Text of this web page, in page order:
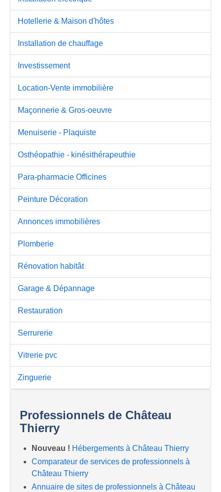
Hotellerie & Maison d'hôtes
Installation de chauffage
Investissement
Location-Vente immobilière
Maçonnerie & Gros-oeuvre
Menuiserie - Plaquiste
Osthéopathie - kinésithérapeuthie
Para-pharmacie Officines
Peinture Décoration
Annonces immobilières
Plomberie
Rénovation habitât
Garage & Dépannage
Restauration
Serrurerie
Vitrerie pvc
Zinguerie
Professionnels de Château
Thierry
Nouveau ! Hébergements à Château Thierry
Comparateur de services de professionnels à
Château Thierry
Annuaire de sites de professionnels à Château